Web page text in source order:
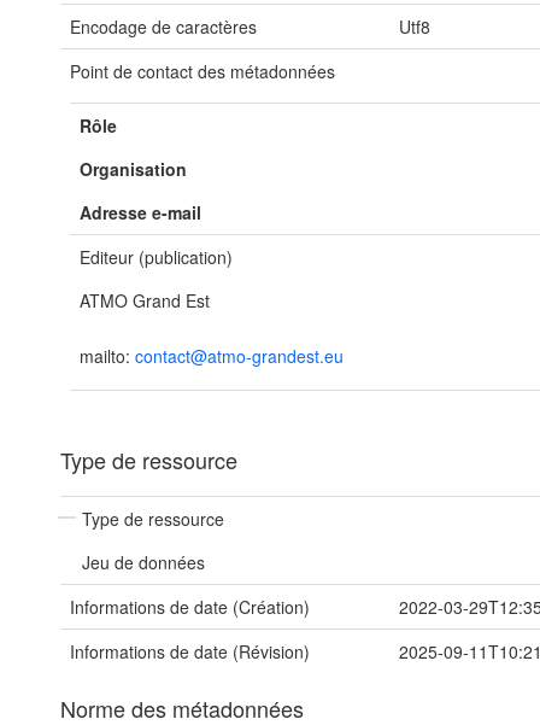
Encodage de caractères
Utf8
Point de contact des métadonnées
Rôle
Organisation
Adresse e-mail
Editeur (publication)
ATMO Grand Est
mailto: contact@atmo-grandest.eu
Type de ressource
Type de ressource
Jeu de données
Informations de date (Création)
2022-03-
Informations de date (Révision)
2025-09-
Norme des métadonnées